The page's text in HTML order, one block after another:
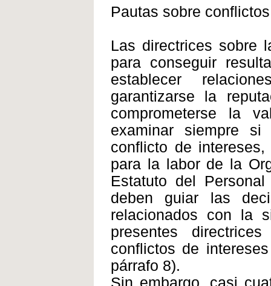
Pautas sobre
Las directrices sobre
para conseguir
establecer
garantizarse la
comprometerse la
examinar siempre
conflicto de
para la labor de la
Estatuto del
deben guiar las
relacionados con la
presentes
conflictos de
párrafo 8).
Sin embargo, casi